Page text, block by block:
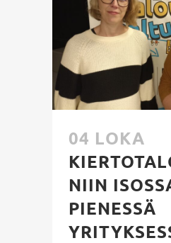
04 LOKA
NIIN
PIENESSÄ